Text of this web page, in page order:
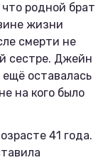
родной брат
жизни
смерти не
сестре. Джейн
оставалась
на кого было
41 года.